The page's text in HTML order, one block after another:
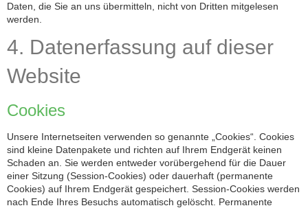
Daten, die Sie an uns übermitteln, nicht von Dritten mitgelesen
werden.
4. Datenerfassung auf dieser
Website
Cookies
Unsere Internetseiten verwenden so genannte „Cookies“. Cookies
sind kleine Datenpakete und richten auf Ihrem Endgerät keinen
Schaden an. Sie werden entweder vorübergehend für die Dauer
einer Sitzung (Session-Cookies) oder dauerhaft (permanente
Cookies) auf Ihrem Endgerät gespeichert. Session-Cookies werden
nach Ende Ihres Besuchs automatisch gelöscht. Permanente